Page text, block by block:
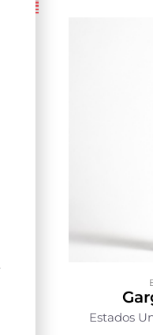
Estados